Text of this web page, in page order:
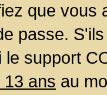
que
passe.
support
ans au